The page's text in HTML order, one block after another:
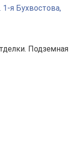
я Бухвостова,
Подземная